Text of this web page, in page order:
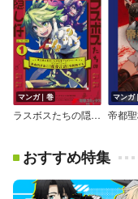
マンガ｜巻
ラスボスたちの隠し仔 ～魔王城に転生した元社畜プログラマーは自由気ままに『魔導言語』を開発する～
マンガ
おすすめ特集